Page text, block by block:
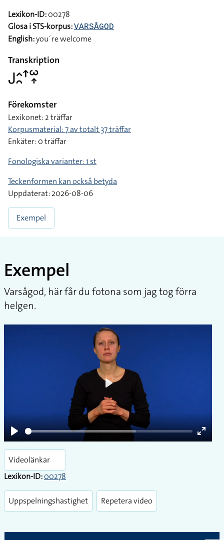
Lexikon-ID:00278
Glosa i STS-korpus:VARSÅGOD
English:you´re welcome
Transkription
􌤢􌤵􌥘􌦃􌥱􌥾
Förekomster
Lexikonet: 2 träffar
Korpusmaterial: 7 av totalt 37 träffar
Enkäter: 0 träffar
Fonologiska varianter: 1 st
Teckenformen kan också betyda
Uppdaterat: 2026-08-06
Exempel
Exempel
Varsågod, här får du fotona som jag tog förra
helgen.
Play
Enter
Videolänkar
Lexikon-ID:00278
Uppspelningshastighet Repetera video